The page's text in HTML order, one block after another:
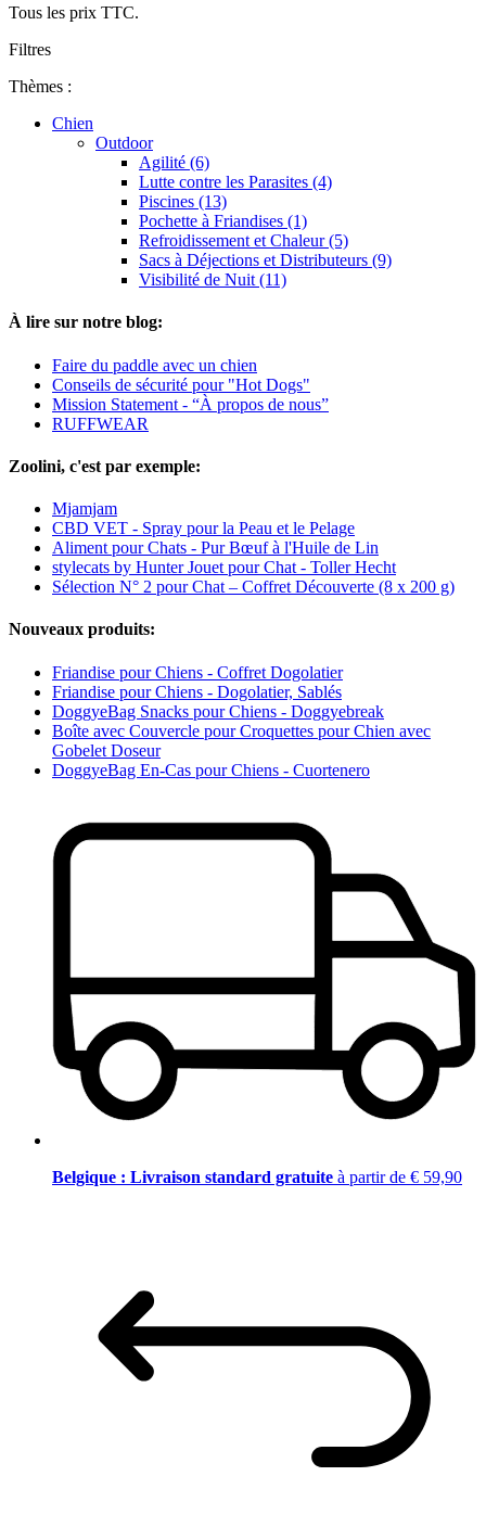
Tous les prix TTC.
Filtres
Thèmes :
Chien
Outdoor
Agilité (6)
Lutte contre les Parasites (4)
Piscines (13)
Pochette à Friandises (1)
Refroidissement et Chaleur (5)
Sacs à Déjections et Distributeurs (9)
Visibilité de Nuit (11)
À lire sur notre blog:
Faire du paddle avec un chien
Conseils de sécurité pour "Hot Dogs"
Mission Statement - “À propos de nous”
RUFFWEAR
Zoolini, c'est par exemple:
Mjamjam
CBD VET - Spray pour la Peau et le Pelage
Aliment pour Chats - Pur Bœuf à l'Huile de Lin
stylecats by Hunter Jouet pour Chat - Toller Hecht
Sélection N° 2 pour Chat – Coffret Découverte (8 x 200 g)
Nouveaux produits:
Friandise pour Chiens - Coffret Dogolatier
Friandise pour Chiens - Dogolatier, Sablés
DoggyeBag Snacks pour Chiens - Doggyebreak
Boîte avec Couvercle pour Croquettes pour Chien avec
Gobelet Doseur
DoggyeBag En-Cas pour Chiens - Cuortenero
Belgique : Livraison standard gratuite à partir de € 59,90